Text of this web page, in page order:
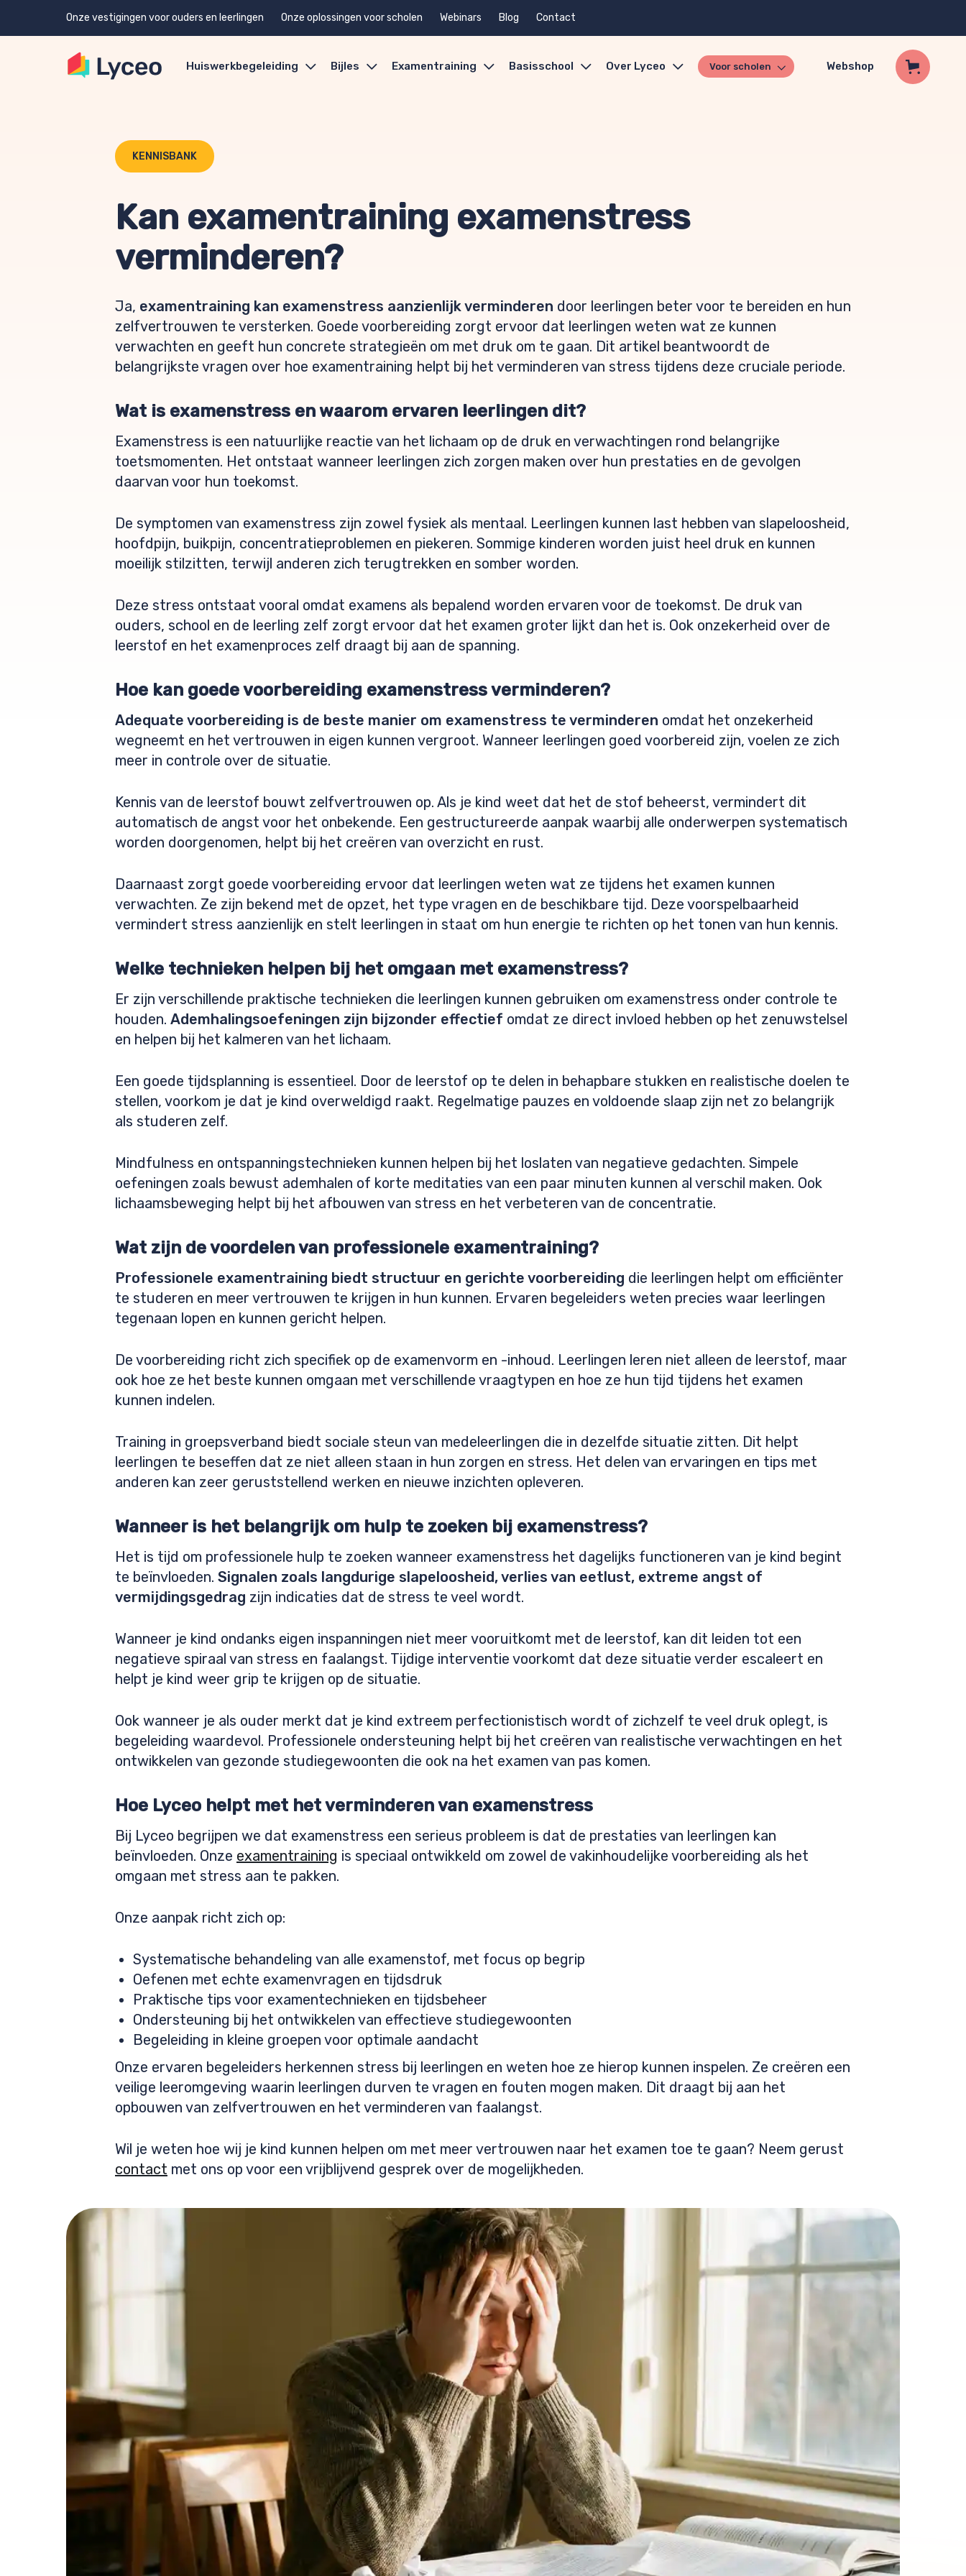
Onze vestigingen voor ouders en leerlingen Onze oplossingen voor scholen Webinars Blog Contact
Huiswerkbegeleiding Bijles Examentraining Basisschool Over Lyceo Voor scholen Webshop
KENNISBANK
Kan examentraining examenstress
verminderen?
Ja, examentraining kan examenstress aanzienlijk verminderen door leerlingen beter voor te bereiden en hun
zelfvertrouwen te versterken. Goede voorbereiding zorgt ervoor dat leerlingen weten wat ze kunnen
verwachten en geeft hun concrete strategieën om met druk om te gaan. Dit artikel beantwoordt de
belangrijkste vragen over hoe examentraining helpt bij het verminderen van stress tijdens deze cruciale periode.
Wat is examenstress en waarom ervaren leerlingen dit?
Examenstress is een natuurlijke reactie van het lichaam op de druk en verwachtingen rond belangrijke
toetsmomenten. Het ontstaat wanneer leerlingen zich zorgen maken over hun prestaties en de gevolgen
daarvan voor hun toekomst.
De symptomen van examenstress zijn zowel fysiek als mentaal. Leerlingen kunnen last hebben van slapeloosheid,
hoofdpijn, buikpijn, concentratieproblemen en piekeren. Sommige kinderen worden juist heel druk en kunnen
moeilijk stilzitten, terwijl anderen zich terugtrekken en somber worden.
Deze stress ontstaat vooral omdat examens als bepalend worden ervaren voor de toekomst. De druk van
ouders, school en de leerling zelf zorgt ervoor dat het examen groter lijkt dan het is. Ook onzekerheid over de
leerstof en het examenproces zelf draagt bij aan de spanning.
Hoe kan goede voorbereiding examenstress verminderen?
Adequate voorbereiding is de beste manier om examenstress te verminderen omdat het onzekerheid
wegneemt en het vertrouwen in eigen kunnen vergroot. Wanneer leerlingen goed voorbereid zijn, voelen ze zich
meer in controle over de situatie.
Kennis van de leerstof bouwt zelfvertrouwen op. Als je kind weet dat het de stof beheerst, vermindert dit
automatisch de angst voor het onbekende. Een gestructureerde aanpak waarbij alle onderwerpen systematisch
worden doorgenomen, helpt bij het creëren van overzicht en rust.
Daarnaast zorgt goede voorbereiding ervoor dat leerlingen weten wat ze tijdens het examen kunnen
verwachten. Ze zijn bekend met de opzet, het type vragen en de beschikbare tijd. Deze voorspelbaarheid
vermindert stress aanzienlijk en stelt leerlingen in staat om hun energie te richten op het tonen van hun kennis.
Welke technieken helpen bij het omgaan met examenstress?
Er zijn verschillende praktische technieken die leerlingen kunnen gebruiken om examenstress onder controle te
houden. Ademhalingsoefeningen zijn bijzonder effectief omdat ze direct invloed hebben op het zenuwstelsel
en helpen bij het kalmeren van het lichaam.
Een goede tijdsplanning is essentieel. Door de leerstof op te delen in behapbare stukken en realistische doelen te
stellen, voorkom je dat je kind overweldigd raakt. Regelmatige pauzes en voldoende slaap zijn net zo belangrijk
als studeren zelf.
Mindfulness en ontspanningstechnieken kunnen helpen bij het loslaten van negatieve gedachten. Simpele
oefeningen zoals bewust ademhalen of korte meditaties van een paar minuten kunnen al verschil maken. Ook
lichaamsbeweging helpt bij het afbouwen van stress en het verbeteren van de concentratie.
Wat zijn de voordelen van professionele examentraining?
Professionele examentraining biedt structuur en gerichte voorbereiding die leerlingen helpt om efficiënter
te studeren en meer vertrouwen te krijgen in hun kunnen. Ervaren begeleiders weten precies waar leerlingen
tegenaan lopen en kunnen gericht helpen.
De voorbereiding richt zich specifiek op de examenvorm en -inhoud. Leerlingen leren niet alleen de leerstof, maar
ook hoe ze het beste kunnen omgaan met verschillende vraagtypen en hoe ze hun tijd tijdens het examen
kunnen indelen.
Training in groepsverband biedt sociale steun van medeleerlingen die in dezelfde situatie zitten. Dit helpt
leerlingen te beseffen dat ze niet alleen staan in hun zorgen en stress. Het delen van ervaringen en tips met
anderen kan zeer geruststellend werken en nieuwe inzichten opleveren.
Wanneer is het belangrijk om hulp te zoeken bij examenstress?
Het is tijd om professionele hulp te zoeken wanneer examenstress het dagelijks functioneren van je kind begint
te beïnvloeden. Signalen zoals langdurige slapeloosheid, verlies van eetlust, extreme angst of
vermijdingsgedrag zijn indicaties dat de stress te veel wordt.
Wanneer je kind ondanks eigen inspanningen niet meer vooruitkomt met de leerstof, kan dit leiden tot een
negatieve spiraal van stress en faalangst. Tijdige interventie voorkomt dat deze situatie verder escaleert en
helpt je kind weer grip te krijgen op de situatie.
Ook wanneer je als ouder merkt dat je kind extreem perfectionistisch wordt of zichzelf te veel druk oplegt, is
begeleiding waardevol. Professionele ondersteuning helpt bij het creëren van realistische verwachtingen en het
ontwikkelen van gezonde studiegewoonten die ook na het examen van pas komen.
Hoe Lyceo helpt met het verminderen van examenstress
Bij Lyceo begrijpen we dat examenstress een serieus probleem is dat de prestaties van leerlingen kan
beïnvloeden. Onze examentraining is speciaal ontwikkeld om zowel de vakinhoudelijke voorbereiding als het
omgaan met stress aan te pakken.
Onze aanpak richt zich op:
Systematische behandeling van alle examenstof, met focus op begrip
Oefenen met echte examenvragen en tijdsdruk
Praktische tips voor examentechnieken en tijdsbeheer
Ondersteuning bij het ontwikkelen van effectieve studiegewoonten
Begeleiding in kleine groepen voor optimale aandacht
Onze ervaren begeleiders herkennen stress bij leerlingen en weten hoe ze hierop kunnen inspelen. Ze creëren een
veilige leeromgeving waarin leerlingen durven te vragen en fouten mogen maken. Dit draagt bij aan het
opbouwen van zelfvertrouwen en het verminderen van faalangst.
Wil je weten hoe wij je kind kunnen helpen om met meer vertrouwen naar het examen toe te gaan? Neem gerust
contact met ons op voor een vrijblijvend gesprek over de mogelijkheden.